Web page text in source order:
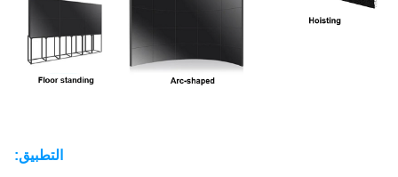
التطبيق: